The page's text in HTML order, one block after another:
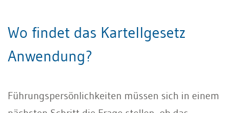
Wo findet das Kartellgesetz
Anwendung?
Führungspersönlichkeiten müssen sich in einem